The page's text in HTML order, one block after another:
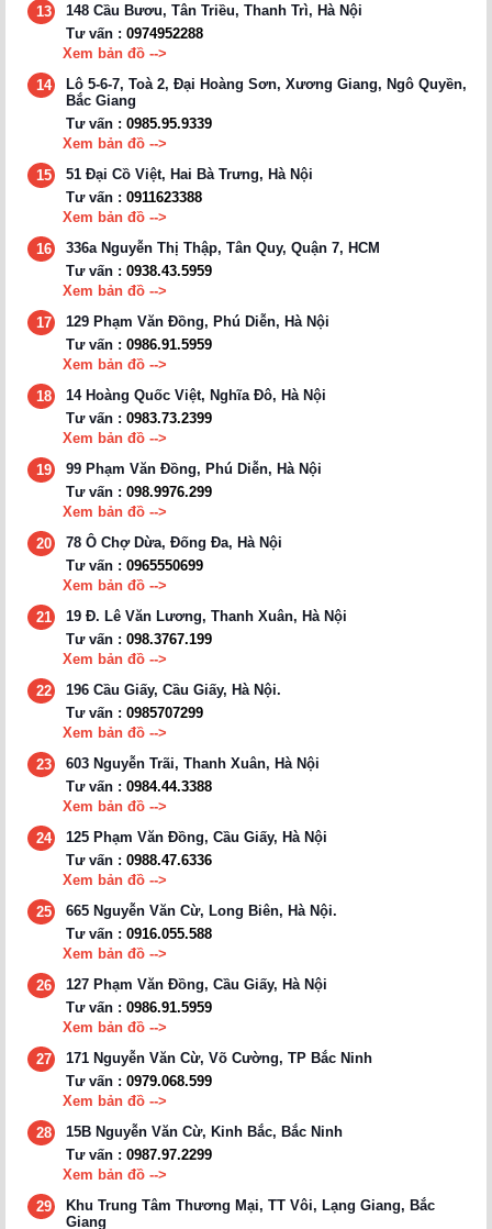
13
148 Cầu Bươu, Tân Triều, Thanh Trì, Hà Nội
Tư vấn : 0974952288
Xem bản đồ -->
14
Lô 5-6-7, Toà 2, Đại Hoàng Sơn, Xương Giang, Ngô Quyền,
Bắc Giang
Tư vấn : 0985.95.9339
Xem bản đồ -->
15
51 Đại Cồ Việt, Hai Bà Trưng, Hà Nội
Tư vấn : 0911623388
Xem bản đồ -->
16
336a Nguyễn Thị Thập, Tân Quy, Quận 7, HCM
Tư vấn : 0938.43.5959
Xem bản đồ -->
17
129 Phạm Văn Đồng, Phú Diễn, Hà Nội
Tư vấn : 0986.91.5959
Xem bản đồ -->
18
14 Hoàng Quốc Việt, Nghĩa Đô, Hà Nội
Tư vấn : 0983.73.2399
Xem bản đồ -->
19
99 Phạm Văn Đồng, Phú Diễn, Hà Nội
Tư vấn : 098.9976.299
Xem bản đồ -->
20
78 Ô Chợ Dừa, Đống Đa, Hà Nội
Tư vấn : 0965550699
Xem bản đồ -->
21
19 Đ. Lê Văn Lương, Thanh Xuân, Hà Nội
Tư vấn : 098.3767.199
Xem bản đồ -->
22
196 Cầu Giấy, Cầu Giấy, Hà Nội.
Tư vấn : 0985707299
Xem bản đồ -->
23
603 Nguyễn Trãi, Thanh Xuân, Hà Nội
Tư vấn : 0984.44.3388
Xem bản đồ -->
24
125 Phạm Văn Đồng, Cầu Giấy, Hà Nội
Tư vấn : 0988.47.6336
Xem bản đồ -->
25
665 Nguyễn Văn Cừ, Long Biên, Hà Nội.
Tư vấn : 0916.055.588
Xem bản đồ -->
26
127 Phạm Văn Đồng, Cầu Giấy, Hà Nội
Tư vấn : 0986.91.5959
Xem bản đồ -->
27
171 Nguyễn Văn Cừ, Võ Cường, TP Bắc Ninh
Tư vấn : 0979.068.599
Xem bản đồ -->
28
15B Nguyễn Văn Cừ, Kinh Bắc, Bắc Ninh
Tư vấn : 0987.97.2299
Xem bản đồ -->
29
Khu Trung Tâm Thương Mại, TT Vôi, Lạng Giang, Bắc
Giang